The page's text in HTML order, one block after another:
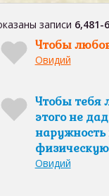
записи 6,481-
Чтобы
Овидий
Чтобы тебя
этого не
физическую
Овидий